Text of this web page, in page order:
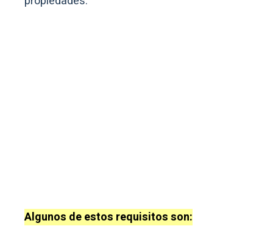
Algunos de estos requisitos son: